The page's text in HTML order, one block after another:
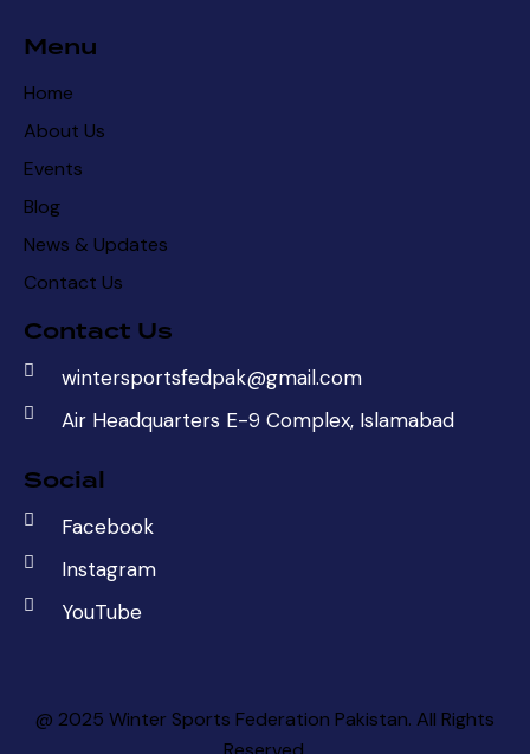
Menu
Home
About Us
Events
Blog
News & Updates
Contact Us
Contact Us
wintersportsfedpak@gmail.com
Air Headquarters E-9 Complex, Islamabad
Social
Facebook
Instagram
YouTube
@ 2025 Winter Sports Federation Pakistan. All Rights